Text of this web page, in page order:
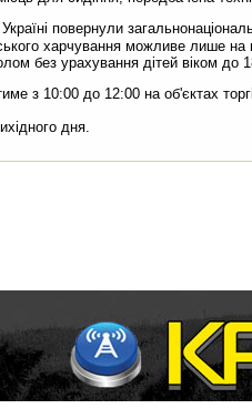
харчування можливе лише
без урахування дітей віком до
з 10:00 до 12:00 на об'єктах
дня.